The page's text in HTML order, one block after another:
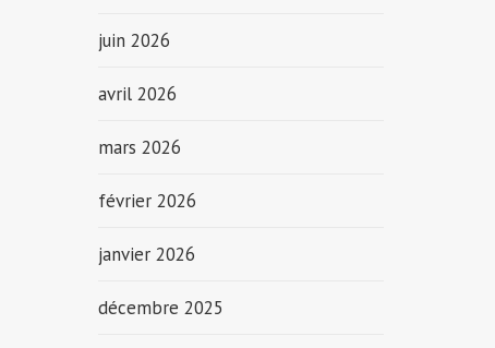
juin 2026
avril 2026
mars 2026
février 2026
janvier 2026
décembre 2025